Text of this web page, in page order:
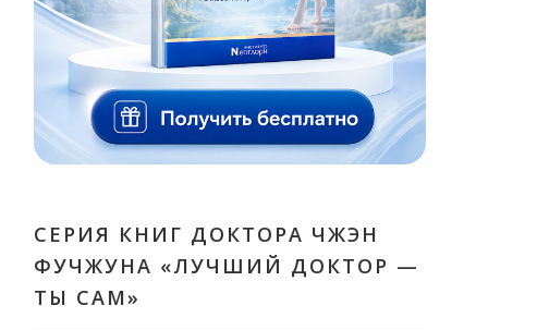
СЕРИЯ КНИГ ДОКТОРА ЧЖЭН
ФУЧЖУНА «ЛУЧШИЙ ДОКТОР —
ТЫ САМ»